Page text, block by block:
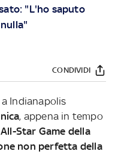
"L'ho saputo
CONDIVIDI
Indianapolis
, appena in tempo
Star Game della
non perfetta della